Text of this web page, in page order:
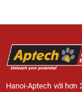
Hanoi-Aptech với hơn